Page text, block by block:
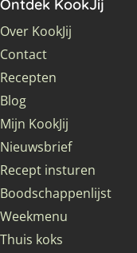
Ontdek KookJij
Over KookJij
Contact
Recepten
Blog
Mijn KookJij
Nieuwsbrief
Recept insturen
Boodschappenlijst
Weekmenu
Thuis koks